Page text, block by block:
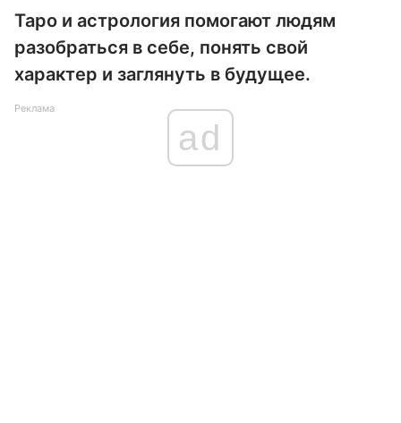
Таро и астрология помогают людям
разобраться в себе, понять свой
характер и заглянуть в будущее.
Реклама
ad